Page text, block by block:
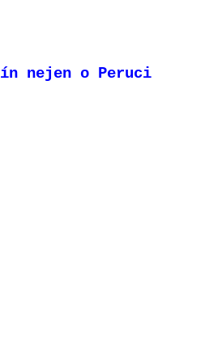
nejen o Peruci